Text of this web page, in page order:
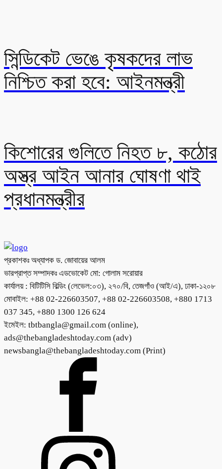
সিন্ডিকেট ভেঙে কৃষকদের লাভ
নিশ্চিত করা হবে: আইনমন্ত্রী
কিশোরের গুলিতে নিহত ৮, কঠোর
অস্ত্র আইন আনার ঘোষণা থাই
প্রধানমন্ত্রীর
প্রকাশকঃ অধ্যাপক ড. জোবায়ের আলম
ভারপ্রাপ্ত সম্পাদকঃ এডভোকেট মো: গোলাম সরোয়ার
কার্যালয় : বিটিটিসি বিল্ডিং (লেভেল:০৩), ২৭০/বি, তেজগাঁও (আই/এ), ঢাকা-১২০৮
মোবাইল: +88 02-226603507, +88 02-226603508, +880 1713
037 345, +880 1300 126 624
ইমেইল: tbtbangla@gmail.com (online),
ads@thebangladeshtoday.com (adv)
newsbangla@thebangladeshtoday.com (Print)